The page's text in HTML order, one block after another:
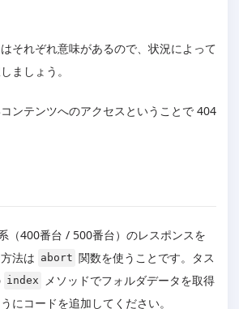
それぞれ意味があるので、状況によって
ましょう。
ンテンツへのアクセスということで 404
（400番台 / 500番台）のレスポンスを
法は abort 関数を使うことです。タス
index
メソッドでフォルダデータを取得
にコードを追加してください。